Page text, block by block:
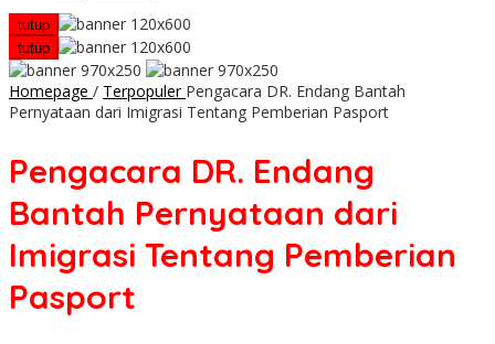
tutup
tutup
Homepage / Terpopuler Pengacara DR. Endang Bantah
Pernyataan dari Imigrasi Tentang Pemberian Pasport
Pengacara DR. Endang
Bantah Pernyataan dari
Imigrasi Tentang Pemberian
Pasport